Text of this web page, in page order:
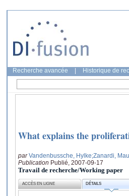
Recherche avancée Historique de
What explains the
parVandenbussche, Hylke;Zanardi,
Publication Publié, 2007-09-17
Travail de recherche/Working paper
ACCÈS EN LIGNE DÉTAILS